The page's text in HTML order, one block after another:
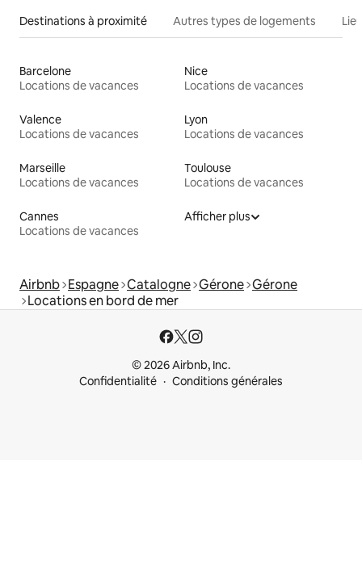
Destinations à proximité Autres types de logements
Barcelone
Locations de vacances
Nice
Locations de vacances
Valence
Locations de vacances
Lyon
Locations de vacances
Marseille
Locations de vacances
Toulouse
Locations de vacances
Cannes
Locations de vacances
Afficher plus
Airbnb Espagne Catalogne Gérone Gérone
Locations en bord de mer
© 2026 Airbnb, Inc.
Confidentialité
Conditions générales